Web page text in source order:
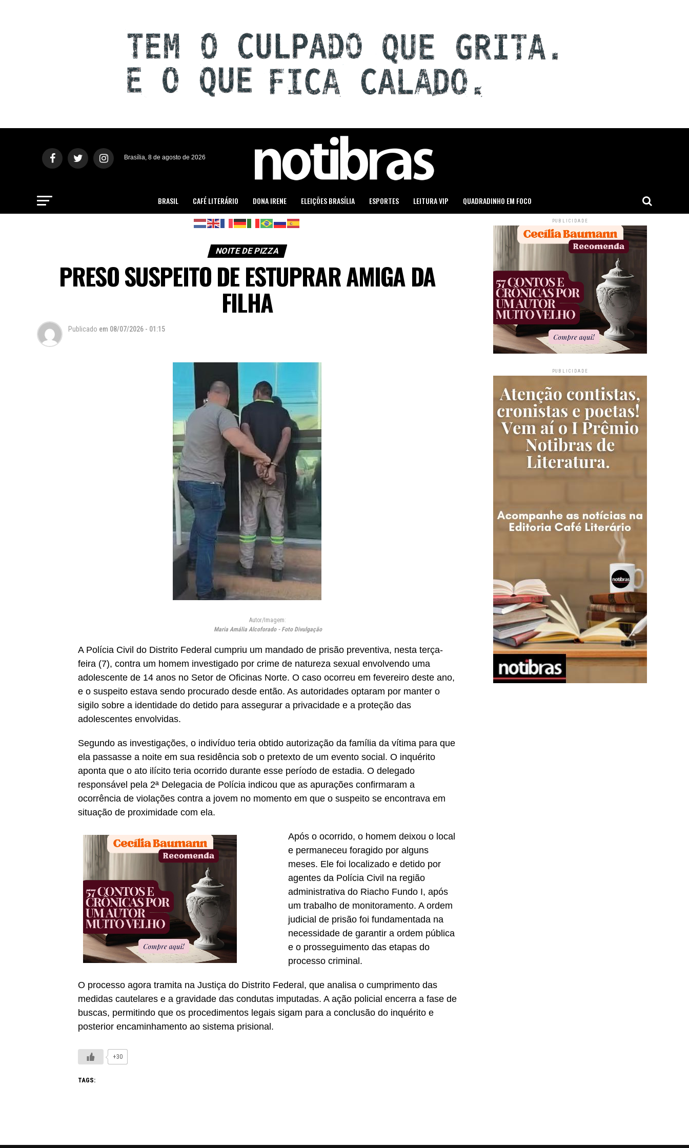
Brasília, 8 de agosto de 2026
BRASIL CAFÉ LITERÁRIO DONA IRENE ELEIÇÕES BRASÍLIA ESPORTES LEITURA VIP QUADRADINHO EM FOCO
NOITE DE PIZZA
PRESO SUSPEITO DE ESTUPRAR AMIGA DA
FILHA
Publicado em 08/07/2026 - 01:15
Autor/Imagem:
Maria Amália Alcoforado - Foto Divulgação
A Polícia Civil do Distrito Federal cumpriu um mandado de prisão preventiva, nesta terça-
feira (7), contra um homem investigado por crime de natureza sexual envolvendo uma
adolescente de 14 anos no Setor de Oficinas Norte. O caso ocorreu em fevereiro deste ano,
e o suspeito estava sendo procurado desde então. As autoridades optaram por manter o
sigilo sobre a identidade do detido para assegurar a privacidade e a proteção das
adolescentes envolvidas.
Segundo as investigações, o indivíduo teria obtido autorização da família da vítima para que
ela passasse a noite em sua residência sob o pretexto de um evento social. O inquérito
aponta que o ato ilícito teria ocorrido durante esse período de estadia. O delegado
responsável pela 2ª Delegacia de Polícia indicou que as apurações confirmaram a
ocorrência de violações contra a jovem no momento em que o suspeito se encontrava em
situação de proximidade com ela.
Após o ocorrido, o homem deixou o local
e permaneceu foragido por alguns
meses. Ele foi localizado e detido por
agentes da Polícia Civil na região
administrativa do Riacho Fundo I, após
um trabalho de monitoramento. A ordem
judicial de prisão foi fundamentada na
necessidade de garantir a ordem pública
e o prosseguimento das etapas do
processo criminal.
O processo agora tramita na Justiça do Distrito Federal, que analisa o cumprimento das
medidas cautelares e a gravidade das condutas imputadas. A ação policial encerra a fase de
buscas, permitindo que os procedimentos legais sigam para a conclusão do inquérito e
posterior encaminhamento ao sistema prisional.
+30
TAGS:
PUBLICIDADE
PUBLICIDADE